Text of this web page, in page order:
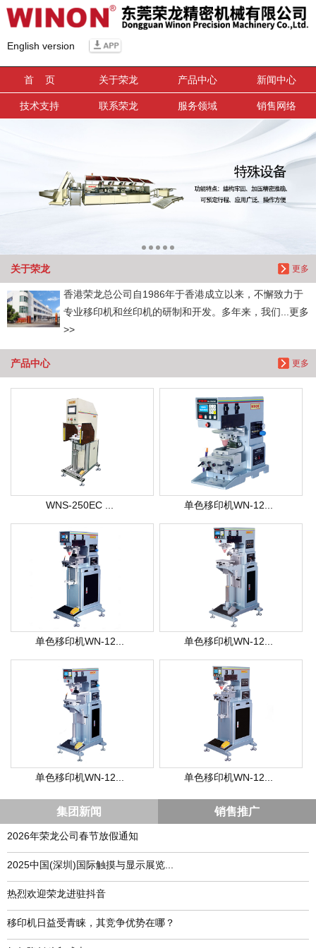
English version
首 页 关于荣龙 产品中心 新闻中心
技术支持 联系荣龙 服务领域 销售网络
更多
关于荣龙
香港荣龙总公司自1986年于香港成立以来，不懈致力于
专业移印机和丝印机的研制和开发。多年来，我们...更多
>>
更多
产品中心
WNS-250EC ... 单色移印机WN-12...
单色移印机WN-12... 单色移印机WN-12...
单色移印机WN-12... 单色移印机WN-12...
集团新闻 销售推广
2026年荣龙公司春节放假通知
​2025中国(深圳)国际触摸与显示展览...
热烈欢迎荣龙进驻抖音
移印机日益受青睐，其竞争优势在哪？
信息搜索
搜索